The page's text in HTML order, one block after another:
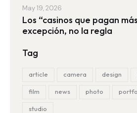
May 19, 2026
Los “casinos que pagan
excepción, no la regla
Tag
article camera design
film news photo
studio